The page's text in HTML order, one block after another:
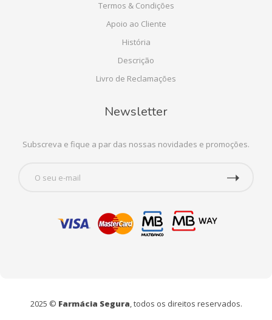
Termos & Condições
Apoio ao Cliente
História
Descrição
Livro de Reclamações
Newsletter
Subscreva e fique a par das nossas novidades e promoções.
2025 © Farmácia Segura, todos os direitos reservados.